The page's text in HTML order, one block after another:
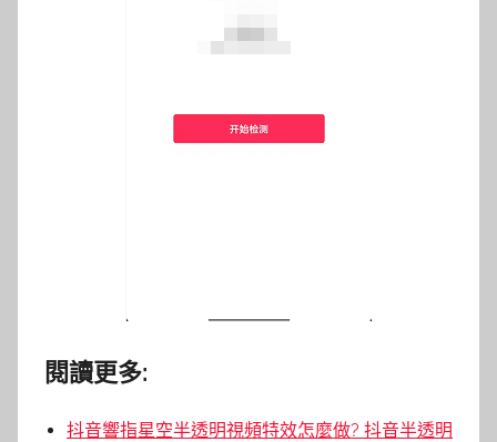
閱讀更多:
抖音響指星空半透明視頻特效怎麼做? 抖音半透明